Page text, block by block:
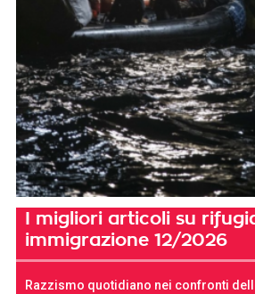
I migliori articoli su
immigrazione 12/2026
Razzismo quotidiano nei confronti